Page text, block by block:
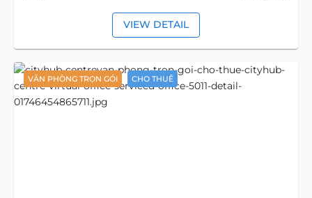
VIEW DETAIL
VĂN PHÒNG TRỌN GÓI CHO THUÊ